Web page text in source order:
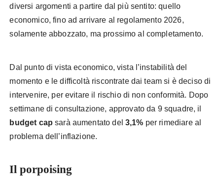
diversi argomenti a partire dal più sentito: quello
economico, fino ad arrivare al regolamento 2026,
solamente abbozzato, ma prossimo al completamento.
Dal punto di vista economico, vista l’instabilità del
momento e le difficoltà riscontrate dai team si è deciso di
intervenire, per evitare il rischio di non conformità. Dopo
settimane di consultazione, approvato da 9 squadre, il
budget cap sarà aumentato del 3,1% per rimediare al
problema dell’inflazione.
Il porpoising